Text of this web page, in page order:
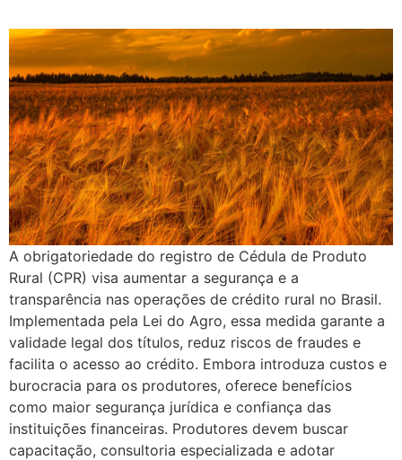
A obrigatoriedade do registro de Cédula de Produto
Rural (CPR) visa aumentar a segurança e a
transparência nas operações de crédito rural no Brasil.
Implementada pela Lei do Agro, essa medida garante a
validade legal dos títulos, reduz riscos de fraudes e
facilita o acesso ao crédito. Embora introduza custos e
burocracia para os produtores, oferece benefícios
como maior segurança jurídica e confiança das
instituições financeiras. Produtores devem buscar
capacitação, consultoria especializada e adotar